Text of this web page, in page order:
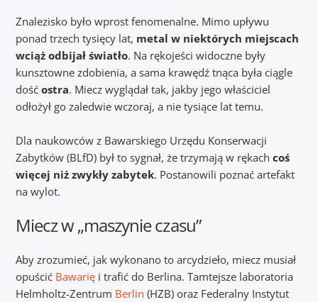
Znalezisko było wprost fenomenalne. Mimo upływu
ponad trzech tysięcy lat, metal w niektórych miejscach
wciąż odbijał światło. Na rękojeści widoczne były
kunsztowne zdobienia, a sama krawędź tnąca była ciągle
dość ostra. Miecz wyglądał tak, jakby jego właściciel
odłożył go zaledwie wczoraj, a nie tysiące lat temu.
Dla naukowców z Bawarskiego Urzędu Konserwacji
Zabytków (BLfD) był to sygnał, że trzymają w rękach coś
więcej niż zwykły zabytek. Postanowili poznać artefakt
na wylot.
Miecz w „maszynie czasu”
Aby zrozumieć, jak wykonano to arcydzieło, miecz musiał
opuścić Bawarięi trafić do Berlina. Tamtejsze laboratoria
Helmholtz-Zentrum Berlin (HZB) oraz Federalny Instytut